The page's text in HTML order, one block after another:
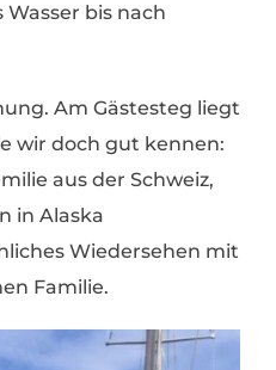
bis nach
Am Gästesteg liegt
wir doch gut kennen:
aus der Schweiz,
in Alaska
Wiedersehen mit
Familie.